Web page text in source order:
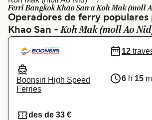
Schweiz (DE)
Україна
المغرب
Ferri Bangkok Khao San a Koh Mak (moll
Operadores de ferry populares
Khao San -Koh Mak (moll Ao
Boonsiri High Speed
Ferries
12
6 h 15
des de 33 €